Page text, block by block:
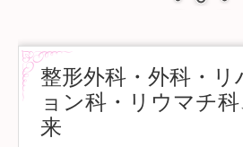
整形外科・外科・
ョン科・リウマチ
来